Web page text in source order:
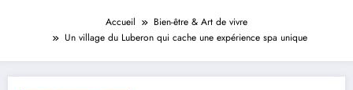
Accueil
Bien-être & Art de vivre
Un village du Luberon qui cache une expérience spa unique